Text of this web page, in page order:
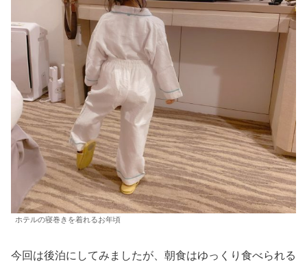
ホテルの寝巻きを着れるお年頃
今回は後泊にしてみましたが、朝食はゆっくり食べられる